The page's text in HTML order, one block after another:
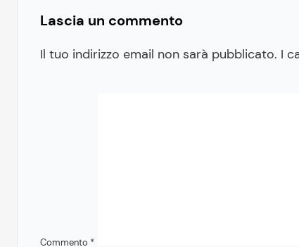
Lascia un commento
Il tuo indirizzo email non sarà pubblicato. I
Commento *